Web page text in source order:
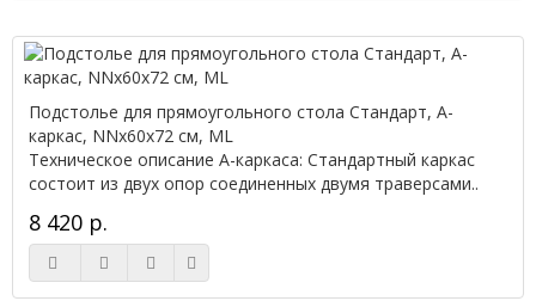
Подстолье для прямоугольного стола Стандарт, А-
каркас, NNx60х72 см, ML
Техническое описание А-каркаса: Стандартный каркас
состоит из двух опор соединенных двумя траверсами..
8 420 р.